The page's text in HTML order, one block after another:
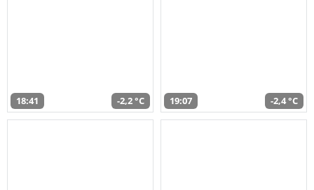
18:41 -2,2 °C 19:07 -2,4 °C